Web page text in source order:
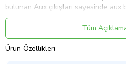
bulunan Aux çıkışları sayesinde aux
sağlayabilirsiniz..dilersenizürünü
müziğinizi rahatlıkla
telefonunda bulunan müzikleri
bulunan Rca ses bağlantı sistemine
Tüm
Ürün Özellikleri